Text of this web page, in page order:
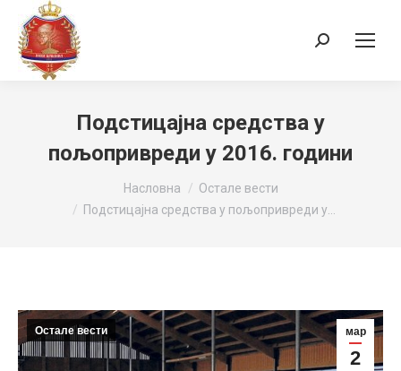
Search:
Подстицајна средства у
пољопривреди у 2016. години
Насловна
Остале вести
Подстицајна средства у пољопривреди у…
мар
2
Остале вести